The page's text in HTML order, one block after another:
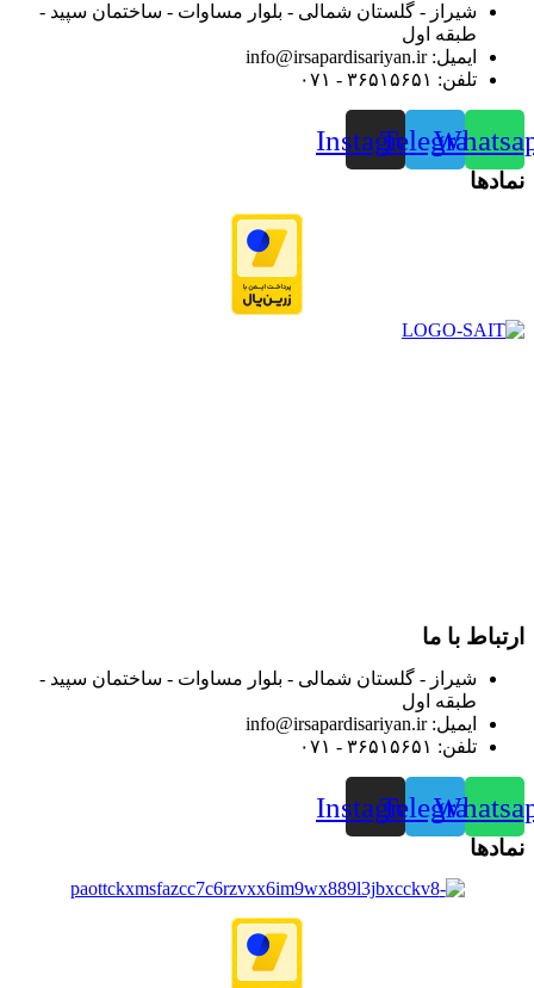
شیراز - گلستان شمالی - بلوار مساوات - ساختمان سپید -
طبقه اول
ایمیل: info@irsapardisariyan.ir
تلفن: ۳۶۵۱۵۶۵۱ - ۰۷۱
Telegram
Instagram
نمادها
ارتباط با ما
شیراز - گلستان شمالی - بلوار مساوات - ساختمان سپید -
طبقه اول
ایمیل: info@irsapardisariyan.ir
تلفن: ۳۶۵۱۵۶۵۱ - ۰۷۱
Telegram
Instagram
نمادها